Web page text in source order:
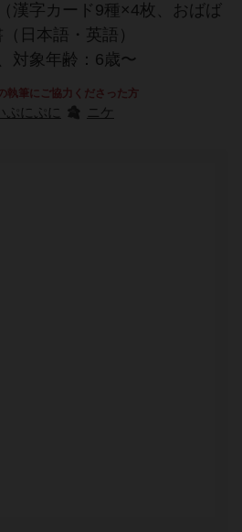
漢字カード9種×4枚、おばば
日本語・英語）
対象年齢：6歳〜
執筆にご協力くださった方
ぷにぷに ニケ